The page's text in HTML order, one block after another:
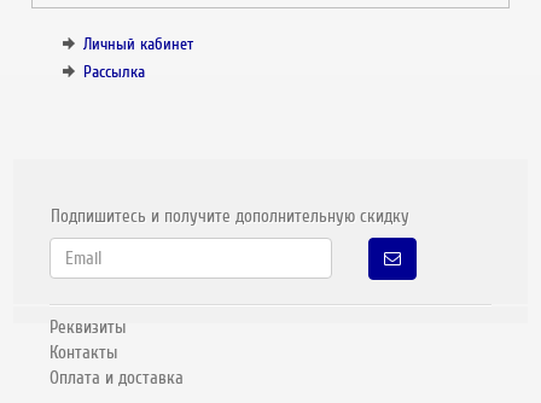
Личный кабинет
Рассылка
Подпишитесь и получите дополнительную скидку
Реквизиты
Контакты
Оплата и доставка